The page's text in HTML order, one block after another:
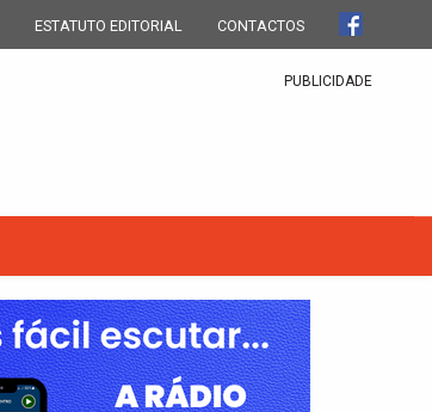
ESTATUTO EDITORIAL CONTACTOS
PUBLICIDADE